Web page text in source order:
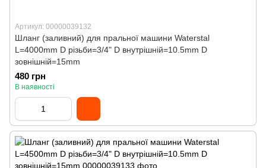
Артикул: 00000039132
Шланг (заливний) для пральної машини Waterstal
L=4000mm D різьби=3/4" D внутрішній=10.5mm D
зовнішній=15mm
480 грн
В наявності